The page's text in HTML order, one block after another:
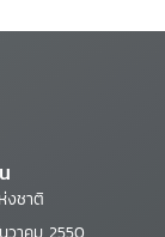
งชาติ